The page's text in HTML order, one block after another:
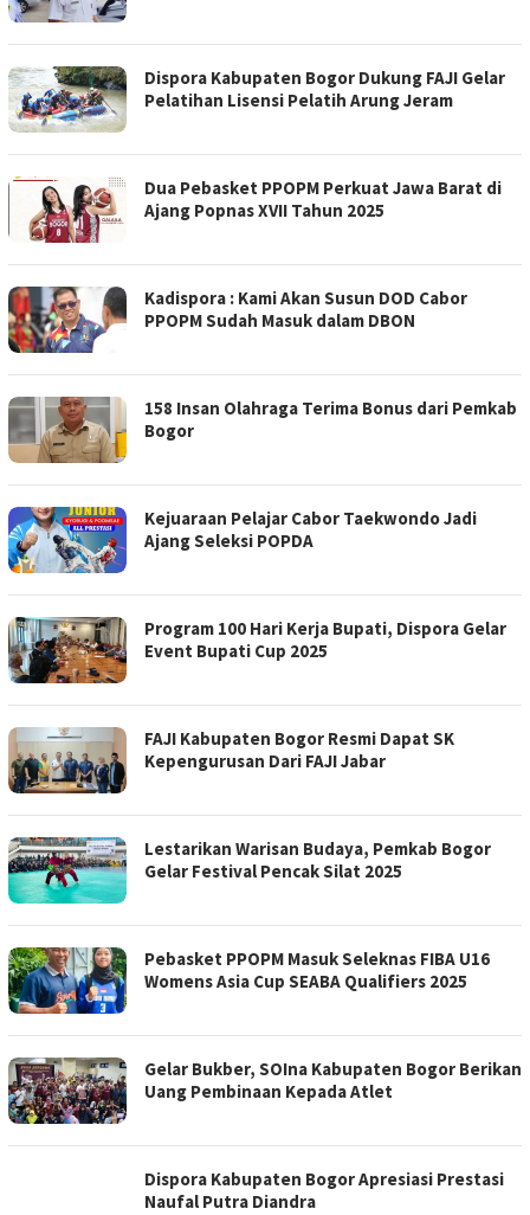
Dispora Kabupaten Bogor Dukung FAJI Gelar
Pelatihan Lisensi Pelatih Arung Jeram
Dua Pebasket PPOPM Perkuat Jawa Barat di
Ajang Popnas XVII Tahun 2025
Kadispora : Kami Akan Susun DOD Cabor
PPOPM Sudah Masuk dalam DBON
158 Insan Olahraga Terima Bonus dari Pemkab
Bogor
Kejuaraan Pelajar Cabor Taekwondo Jadi
Ajang Seleksi POPDA
Program 100 Hari Kerja Bupati, Dispora Gelar
Event Bupati Cup 2025
FAJI Kabupaten Bogor Resmi Dapat SK
Kepengurusan Dari FAJI Jabar
Lestarikan Warisan Budaya, Pemkab Bogor
Gelar Festival Pencak Silat 2025
Pebasket PPOPM Masuk Seleknas FIBA U16
Womens Asia Cup SEABA Qualifiers 2025
Gelar Bukber, SOIna Kabupaten Bogor Berikan
Uang Pembinaan Kepada Atlet
Dispora Kabupaten Bogor Apresiasi Prestasi
Naufal Putra Diandra